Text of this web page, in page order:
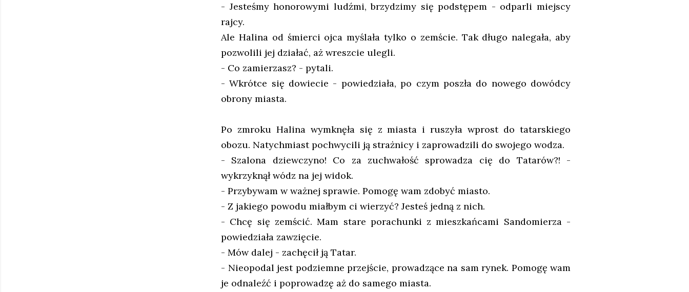
- Jesteśmy honorowymi ludźmi, brzydzimy się podstępem - odparli miejscy
rajcy.
Ale Halina od śmierci ojca myślała tylko o zemście. Tak długo nalegała, aby
pozwolili jej działać, aż wreszcie ulegli.
- Co zamierzasz? - pytali.
- Wkrótce się dowiecie - powiedziała, po czym poszła do nowego dowódcy
obrony miasta.
Po zmroku Halina wymknęła się z miasta i ruszyła wprost do tatarskiego
obozu. Natychmiast pochwycili ją strażnicy i zaprowadzili do swojego wodza.
- Szalona dziewczyno! Co za zuchwałość sprowadza cię do Tatarów?! -
wykrzyknął wódz na jej widok.
- Przybywam w ważnej sprawie. Pomogę wam zdobyć miasto.
- Z jakiego powodu miałbym ci wierzyć? Jesteś jedną z nich.
- Chcę się zemścić. Mam stare porachunki z mieszkańcami Sandomierza -
powiedziała zawzięcie.
- Mów dalej - zachęcił ją Tatar.
- Nieopodal jest podziemne przejście, prowadzące na sam rynek. Pomogę wam
je odnaleźć i poprowadzę aż do samego miasta.